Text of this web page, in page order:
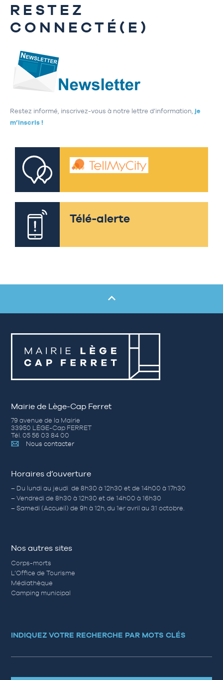
RESTEZ
CONNECTÉ(E)
Restez informé, inscrivez-vous à notre lettre d’information, je
m’inscris !
Télé-alerte
Mairie de Lège-Cap Ferret
79 avenue de la Mairie
33950 LÈGE-Cap FERRET
Tél. 05 56 03 84 00
Nous contacter
Horaires d’ouverture
– Du lundi au jeudi de 8h30 à 12h30 et de 14h00 à 17h30
– Vendredi de 8h30 à 12h30 et de 14h00 à 16h30
– Samedi (Accueil) de 9h à 12h, du 1er avril au 31 octobre.
Nos autres sites
Corps-morts
L’Office de Tourisme
Médiathèque
Camping municipal
INDIQUEZ VOTRE RECHERCHE PAR MOTS CLÉS